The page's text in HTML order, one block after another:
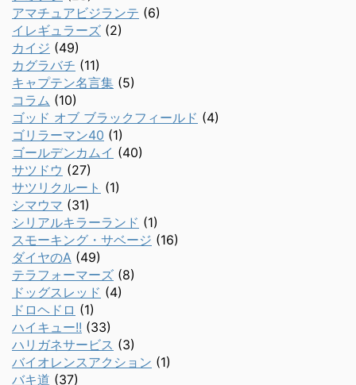
アマチュアビジランテ (6)
イレギュラーズ (2)
カイジ (49)
カグラバチ (11)
キャプテン名言集 (5)
コラム (10)
ゴッド オブ ブラックフィールド (4)
ゴリラーマン40 (1)
ゴールデンカムイ (40)
サツドウ (27)
サツリクルート (1)
シマウマ (31)
シリアルキラーランド (1)
スモーキング・サベージ (16)
ダイヤのA (49)
テラフォーマーズ (8)
ドッグスレッド (4)
ドロヘドロ (1)
ハイキュー!! (33)
ハリガネサービス (3)
バイオレンスアクション (1)
バキ道 (37)